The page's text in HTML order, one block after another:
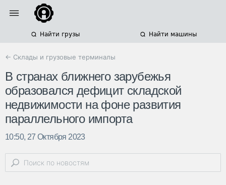
Найти грузы Найти машины
← Склады и грузовые терминалы
В странах ближнего зарубежья
образовался дефицит складской
недвижимости на фоне развития
параллельного импорта
10:50, 27 Октября 2023